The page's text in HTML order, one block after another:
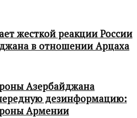
жесткой реакции России
в отношении Арцаха
Азербайджана
дезинформацию:
Армении